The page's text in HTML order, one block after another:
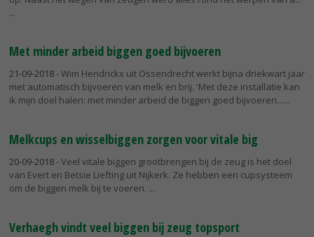
Met minder arbeid biggen goed bijvoeren
21-09-2018- Wim Hendrickx uit Ossendrecht werkt bijna driekwart jaar
met automatisch bijvoeren van melk en brij. 'Met deze installatie kan
ik mijn doel halen: met minder arbeid de biggen goed bijvoeren...
Melkcups en wisselbiggen zorgen voor vitale big
20-09-2018- Veel vitale biggen grootbrengen bij de zeug is het doel
van Evert en Betsie Liefting uit Nijkerk. Ze hebben een cupsysteem
om de biggen melk bij te voeren.
Verhaegh vindt veel biggen bij zeug topsport